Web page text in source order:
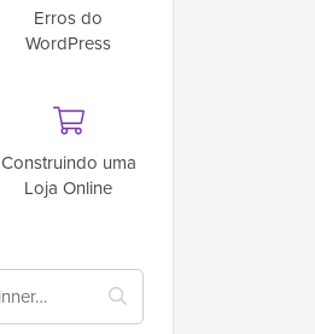
Erros do
WordPress
Construindo uma
Loja Online